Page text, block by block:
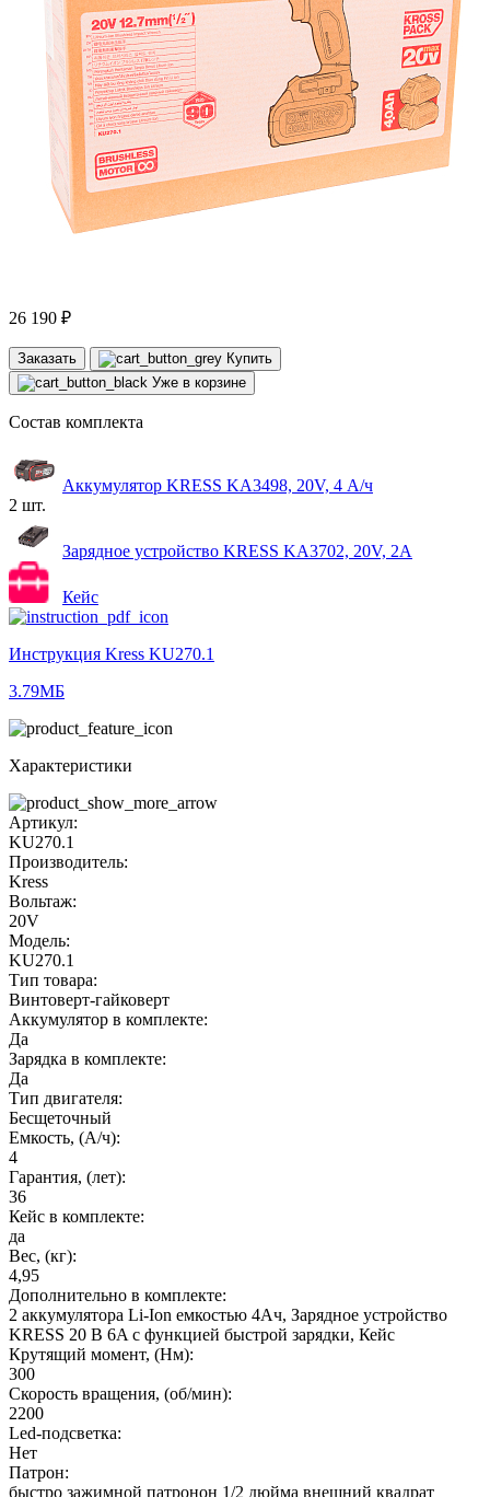
26 190 ₽
Заказать
Купить
Уже в корзине
Состав комплекта
Аккумулятор KRESS KA3498, 20V, 4 А/ч
2 шт.
Зарядное устройство KRESS KA3702, 20V, 2A
Кейс
Инструкция Kress KU270.1
3.79МБ
Характеристики
Артикул:
KU270.1
Производитель:
Kress
Вольтаж:
20V
Модель:
KU270.1
Тип товара:
Винтоверт-гайковерт
Аккумулятор в комплекте:
Да
Зарядка в комплекте:
Да
Тип двигателя:
Бесщеточный
Емкость, (А/ч):
4
Гарантия, (лет):
36
Кейс в комплекте:
да
Вес, (кг):
4,95
Дополнительно в комплекте:
2 аккумулятора Li-Ion емкостью 4Ач, Зарядное устройство
KRESS 20 В 6A с функцией быстрой зарядки, Кейс
Крутящий момент, (Нм):
300
Cкорость вращения, (об/мин):
2200
Led-подсветка:
Нет
Патрон:
быстро зажимной патронон 1/2 дюйма внешний квадрат